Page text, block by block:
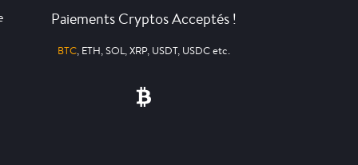
Paiements Cryptos Acceptés !
BTC, ETH, SOL, XRP, USDT, USDC etc.